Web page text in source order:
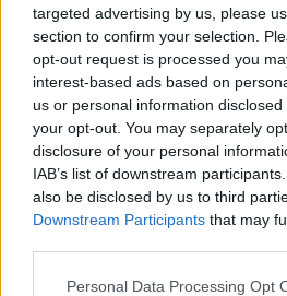
targeted advertising by us, please
section to confirm your selection.
opt-out request is processed you
interest-based ads based on
us or personal information
your opt-out. You may separately
disclosure of your personal
IAB’s list of downstream
also be disclosed by us to third
Downstream Participants that may
Please note that this website/app
Personal Data Processing Opt
Meccs Center
Paris Saint-
Manchester
Nya Ullevi, Göteborg